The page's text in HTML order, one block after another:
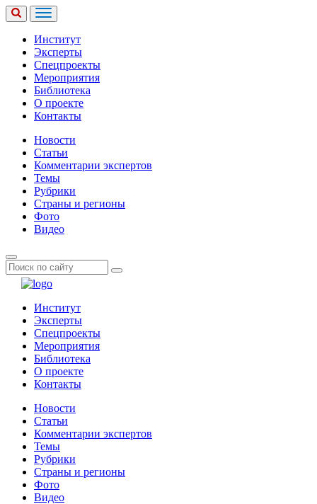
Институт
Эксперты
Спецпроекты
Мероприятия
Библиотека
О проекте
Контакты
Новости
Статьи
Комментарии экспертов
Темы
Рубрики
Страны и регионы
Фото
Видео
Институт
Эксперты
Спецпроекты
Мероприятия
Библиотека
О проекте
Контакты
Новости
Статьи
Комментарии экспертов
Темы
Рубрики
Страны и регионы
Фото
Видео